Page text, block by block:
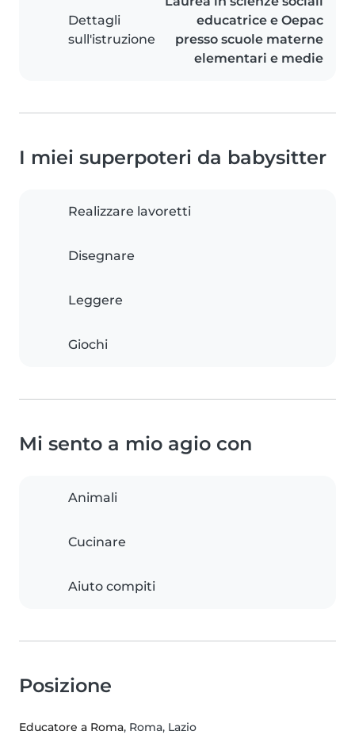
Dettagli
sull'istruzione
educatrice e Oepac
presso scuole materne
elementari e medie
I miei superpoteri da babysitter
Realizzare lavoretti
Disegnare
Leggere
Giochi
Mi sento a mio agio con
Animali
Cucinare
Aiuto compiti
Posizione
Educatore a Roma, Roma, Lazio